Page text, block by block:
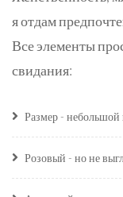
я отдам
Все элементы
свидания:
Размер - небольшой
Розовый - но не